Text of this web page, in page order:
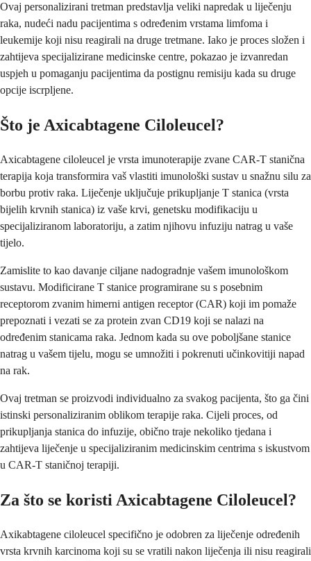
Ovaj personalizirani tretman predstavlja veliki napredak u liječenju
raka, nudeći nadu pacijentima s određenim vrstama limfoma i
leukemije koji nisu reagirali na druge tretmane. Iako je proces složen i
zahtijeva specijalizirane medicinske centre, pokazao je izvanredan
uspjeh u pomaganju pacijentima da postignu remisiju kada su druge
opcije iscrpljene.
Što je Axicabtagene Ciloleucel?
Axicabtagene ciloleucel je vrsta imunoterapije zvane CAR-T stanična
terapija koja transformira vaš vlastiti imunološki sustav u snažnu silu za
borbu protiv raka. Liječenje uključuje prikupljanje T stanica (vrsta
bijelih krvnih stanica) iz vaše krvi, genetsku modifikaciju u
specijaliziranom laboratoriju, a zatim njihovu infuziju natrag u vaše
tijelo.
Zamislite to kao davanje ciljane nadogradnje vašem imunološkom
sustavu. Modificirane T stanice programirane su s posebnim
receptorom zvanim himerni antigen receptor (CAR) koji im pomaže
prepoznati i vezati se za protein zvan CD19 koji se nalazi na
određenim stanicama raka. Jednom kada su ove poboljšane stanice
natrag u vašem tijelu, mogu se umnožiti i pokrenuti učinkovitiji napad
na rak.
Ovaj tretman se proizvodi individualno za svakog pacijenta, što ga čini
istinski personaliziranim oblikom terapije raka. Cijeli proces, od
prikupljanja stanica do infuzije, obično traje nekoliko tjedana i
zahtijeva liječenje u specijaliziranim medicinskim centrima s iskustvom
u CAR-T staničnoj terapiji.
Za što se koristi Axicabtagene Ciloleucel?
Axikabtagene ciloleucel specifično je odobren za liječenje određenih
vrsta krvnih karcinoma koji su se vratili nakon liječenja ili nisu reagirali